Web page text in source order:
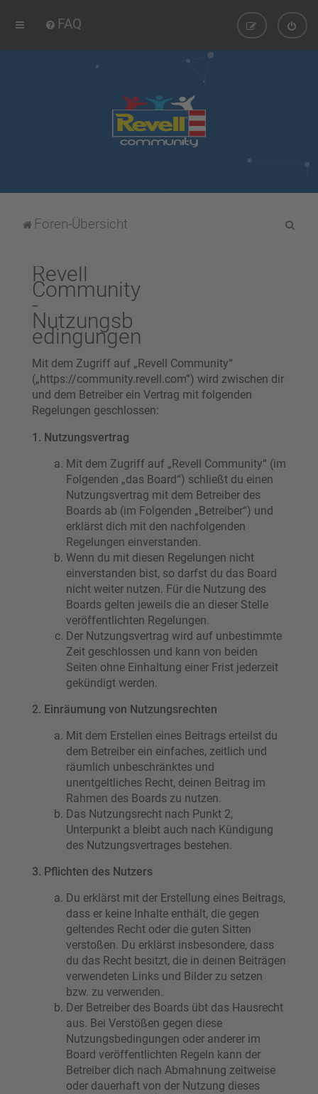
FAQ
Foren-Übersicht
Revell
Community
-
Nutzungsb
edingungen
Mit dem Zugriff auf „Revell Community“
(„https://community.revell.com“) wird zwischen dir
und dem Betreiber ein Vertrag mit folgenden
Regelungen geschlossen:
1. Nutzungsvertrag
Mit dem Zugriff auf „Revell Community“ (im
Folgenden „das Board“) schließt du einen
Nutzungsvertrag mit dem Betreiber des
Boards ab (im Folgenden „Betreiber“) und
erklärst dich mit den nachfolgenden
Regelungen einverstanden.
Wenn du mit diesen Regelungen nicht
einverstanden bist, so darfst du das Board
nicht weiter nutzen. Für die Nutzung des
Boards gelten jeweils die an dieser Stelle
veröffentlichten Regelungen.
Der Nutzungsvertrag wird auf unbestimmte
Zeit geschlossen und kann von beiden
Seiten ohne Einhaltung einer Frist jederzeit
gekündigt werden.
2. Einräumung von Nutzungsrechten
Mit dem Erstellen eines Beitrags erteilst du
dem Betreiber ein einfaches, zeitlich und
räumlich unbeschränktes und
unentgeltliches Recht, deinen Beitrag im
Rahmen des Boards zu nutzen.
Das Nutzungsrecht nach Punkt 2,
Unterpunkt a bleibt auch nach Kündigung
des Nutzungsvertrages bestehen.
3. Pflichten des Nutzers
Du erklärst mit der Erstellung eines Beitrags,
dass er keine Inhalte enthält, die gegen
geltendes Recht oder die guten Sitten
verstoßen. Du erklärst insbesondere, dass
du das Recht besitzt, die in deinen Beiträgen
verwendeten Links und Bilder zu setzen
bzw. zu verwenden.
Der Betreiber des Boards übt das Hausrecht
aus. Bei Verstößen gegen diese
Nutzungsbedingungen oder anderer im
Board veröffentlichten Regeln kann der
Betreiber dich nach Abmahnung zeitweise
oder dauerhaft von der Nutzung dieses